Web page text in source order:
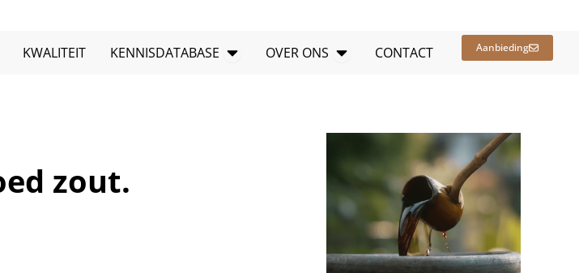
OEM-service
KWALITEIT KENNISDATABASE Openbare bronnen
OVER ONS Open OVER ONS
CONTACT Aanbieding
zout.